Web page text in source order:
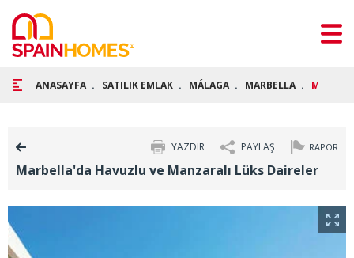
ANASAYFA SATILIK EMLAK MÁLAGA MARBELLA
RAPOR
PAYLAŞ
YAZDIR
Marbella'da Havuzlu ve Manzaralı Lüks Daireler